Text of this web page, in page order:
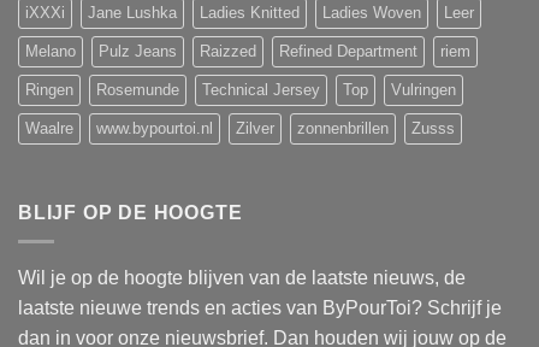
iXXXi Jane Lushka Ladies Knitted Ladies Woven Leer
Melano Pulz Jeans Raizzed Refined Department riem
Ringen Rosemunde Technical Jersey Top Vulringen
Waalre www.bypourtoi.nl Zilver zonnenbrillen Zusss
BLIJF OP DE HOOGTE
Wil je op de hoogte blijven van de laatste nieuws, de
laatste nieuwe trends en acties van ByPourToi? Schrijf je
dan in voor onze nieuwsbrief. Dan houden wij jouw op de